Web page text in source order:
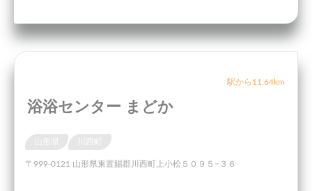
駅から11.64km
浴浴センター まどか
川西町
〒999-0121 山形県東置賜郡川西町上小松５０９５−３６